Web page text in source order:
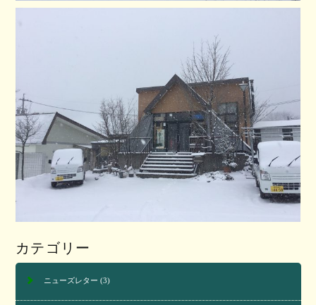
カテゴリー
ニューズレター (3)